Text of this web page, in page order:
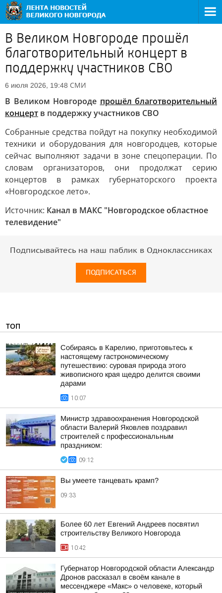
В Великом Новгороде прошёл
благотворительный концерт в
поддержку участников СВО
6 июля 2026, 19:48 СМИ
В Великом Новгороде прошёл благотворительный
концерт в поддержку участников СВО
Собранные средства пойдут на покупку необходимой
техники и оборудования для новгородцев, которые
сейчас выполняют задачи в зоне спецоперации. По
словам организаторов, они продолжат серию
концертов в рамках губернаторского проекта
«Новгородское лето».
Источник: Канал в МАКС "Новгородское областное
телевидение"
Подписывайтесь на наш паблик в Одноклассниках
ПОДПИСАТЬСЯ
ТОП
Собираясь в Карелию, приготовьтесь к
настоящему гастрономическому
путешествию: суровая природа этого
живописного края щедро делится своими
дарами
10:07
Министр здравоохранения Новгородской
области Валерий Яковлев поздравил
строителей с профессиональным
праздником:
09:12
Вы умеете танцевать крамп?
09:33
Более 60 лет Евгений Андреев посвятил
строительству Великого Новгорода
10:42
Губернатор Новгородской области Александр
Дронов рассказал в своём канале в
мессенджере «Макс» о человеке, который